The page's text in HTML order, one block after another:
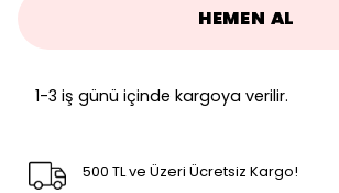
HEMEN AL
1-3 iş günü içinde kargoya verilir.
500 TL ve Üzeri Ücretsiz Kargo!